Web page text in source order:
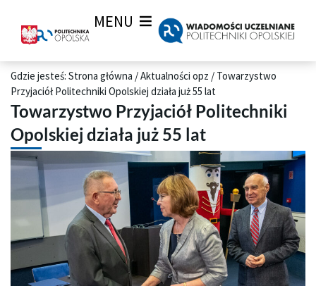
MENU
Gdzie jesteś: Strona główna /Aktualności opz / Towarzystwo
Przyjaciół Politechniki Opolskiej działa już 55 lat
Towarzystwo Przyjaciół Politechniki
Opolskiej działa już 55 lat